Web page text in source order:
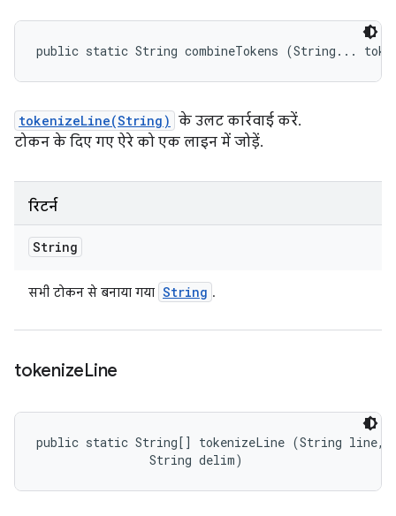
public static String combineTokens (String...
tokenizeLine(String) के उलट कार्रवाई करें.
टोकन के दिए गए ऐरे को एक लाइन में जोड़ें.
रिटर्न
String
सभी टोकन से बनाया गया String .
tokenizeLine
public static String[] tokenizeLine (String line,
                String delim)